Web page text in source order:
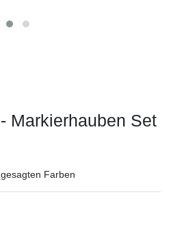
Markierhauben Set
Farben